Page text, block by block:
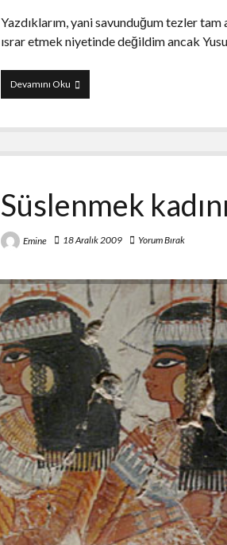
Yazdıklarım, yani savunduğum tezler tam
ısrar etmek niyetinde değildim ancak
Devamını Oku Kadın
ve
Süslenmek
Emine 18 Aralık 2009 Yorum Bırak